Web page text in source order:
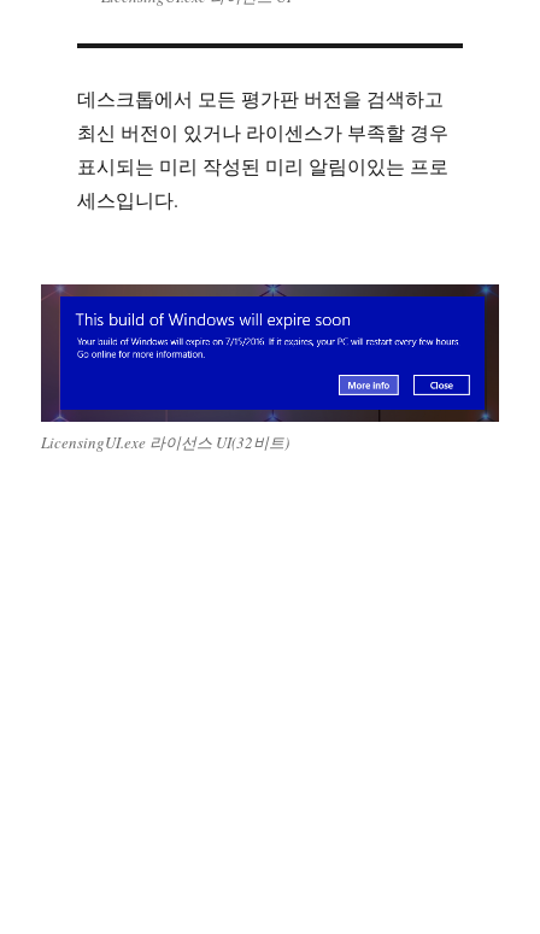
데스크톱에서 모든 평가판 버전을 검색하고
최신 버전이 있거나 라이센스가 부족할 경우
표시되는 미리 작성된 미리 알림이있는 프로
세스입니다.
LicensingUI.exe 라이선스 UI(32비트)